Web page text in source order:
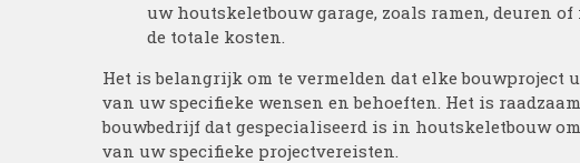
uw houtskeletbouw garage, zoals ramen, deuren
de totale kosten.
Het is belangrijk om te vermelden dat elke
van uw specifieke wensen en behoeften. Het is
bouwbedrijf dat gespecialiseerd is in houtskeletbouw
van uw specifieke projectvereisten.